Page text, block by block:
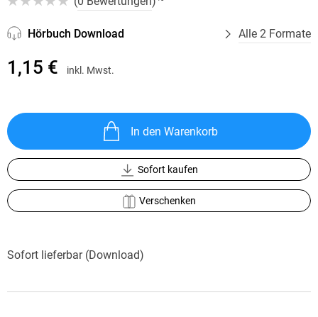
Hörbuch Download Alle 2 Formate
1,15 € inkl. Mwst.
In den Warenkorb
Sofort kaufen
Verschenken
Sofort lieferbar (Download)